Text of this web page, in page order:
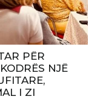
PËR
NJË
I ZI